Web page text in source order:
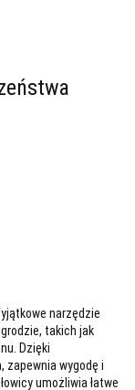
narzędzie
takich jak
Dzięki
zapewnia wygodę i
umożliwia łatwe